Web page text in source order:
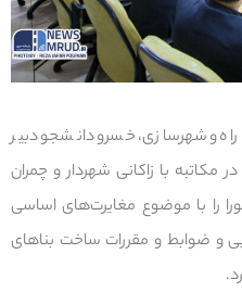
راه و شهرسازی، خسرو دانشجو دبیر
مکاتبه با زاکانی شهردار و چمران
را با موضوع مغایرت‌های اساسی
ماده ۵، مکان یابی و ضوابط و مقررات ساخت بناهای